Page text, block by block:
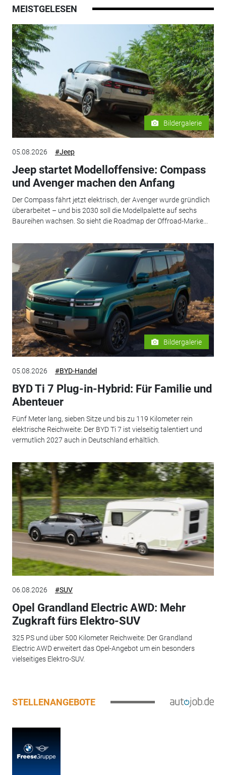
MEISTGELESEN
Bildergalerie
05.08.2026 #Jeep
Jeep startet Modelloffensive: Compass
und Avenger machen den Anfang
Der Compass fährt jetzt elektrisch, der Avenger wurde gründlich
überarbeitet – und bis 2030 soll die Modellpalette auf sechs
Baureihen wachsen. So sieht die Roadmap der Offroad-Marke...
Bildergalerie
05.08.2026 #BYD-Handel
BYD Ti 7 Plug-in-Hybrid: Für Familie und
Abenteuer
Fünf Meter lang, sieben Sitze und bis zu 119 Kilometer rein
elektrische Reichweite: Der BYD Ti 7 ist vielseitig talentiert und
vermutlich 2027 auch in Deutschland erhältlich.
06.08.2026 #SUV
Opel Grandland Electric AWD: Mehr
Zugkraft fürs Elektro-SUV
325 PS und über 500 Kilometer Reichweite: Der Grandland
Electric AWD erweitert das Opel-Angebot um ein besonders
vielseitiges Elektro-SUV.
STELLENANGEBOTE